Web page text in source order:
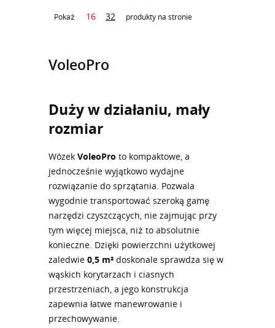
Pokaż 16 32 produkty na stronie
VoleoPro
Duży w działaniu, mały
rozmiar
Wózek VoleoPro to kompaktowe, a
jednocześnie wyjątkowo wydajne
rozwiązanie do sprzątania. Pozwala
wygodnie transportować szeroką gamę
narzędzi czyszczących, nie zajmując przy
tym więcej miejsca, niż to absolutnie
konieczne. Dzięki powierzchni użytkowej
zaledwie 0,5 m² doskonale sprawdza się w
wąskich korytarzach i ciasnych
przestrzeniach, a jego konstrukcja
zapewnia łatwe manewrowanie i
przechowywanie.